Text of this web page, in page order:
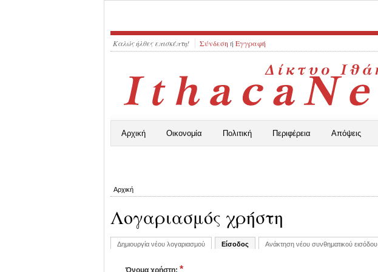
Καλώς ήλθες επισκέπτη! Σύνδεση ή Εγγραφή
Αρχική Οικονομία Πολιτική Περιφέρεια Απόψεις
Αρχική
Λογαριασμός χρήστη
Δημιουργία νέου λογαριασμού Είσοδος Ανάκτηση νέου συνθηματικού εισόδου
Όνομα χρήστη: *